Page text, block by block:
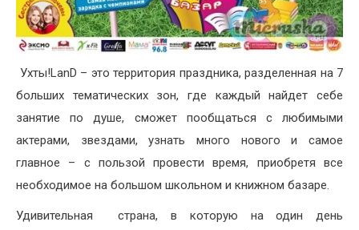
Ухты!LanD – это территория праздника, разделенная на 7
больших тематических зон, где каждый найдет себе
занятие по душе, сможет пообщаться с любимыми
актерами, звездами, узнать много нового и самое
главное – с пользой провести время, приобретя все
необходимое на большом школьном и книжном базаре.
Удивительная страна, в которую на один день